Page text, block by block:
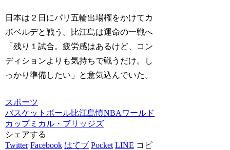
日本は２日にパリ五輪出場権をかけてカ
ボベルデと戦う。比江島は運命の一戦へ
「残り１試合。疲労感はあるけど、コン
ディションよりも気持ちで戦うだけ。し
っかり準備したい」と意気込んでいた。
スポーツ
バスケットボール比江島慎NBA ワールド
カップミカル・ブリッジズ
シェアする
Twitter Facebook はてブ Pocket LINE コピ